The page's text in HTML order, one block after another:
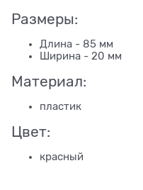
Размеры:
Длина - 85 мм
Ширина - 20 мм
Материал:
пластик
Цвет:
красный